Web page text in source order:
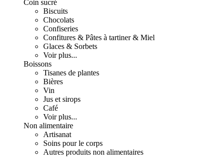
Coin sucré
Biscuits
Chocolats
Confiseries
Confitures & Pâtes à tartiner & Miel
Glaces & Sorbets
Voir plus...
Boissons
Tisanes de plantes
Bières
Vin
Jus et sirops
Café
Voir plus...
Non alimentaire
Artisanat
Soins pour le corps
Autres produits non alimentaires